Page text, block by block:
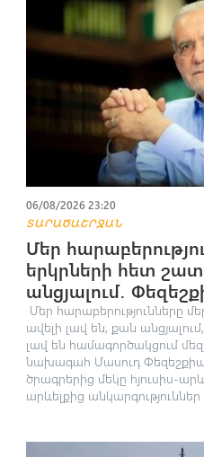
06/08/2026 23:20
ՏԱՐԱԾԱՇՐՋԱՆ
Մեր
երկրների հետ
անցյալում․
Մեր հարաբերությունները
ավելի լավ են, քան
լավ են համագործակցում
նախագահ Մասուդ
ծրագրերից մեկը հյուսիս-
արևելքից անկարգություններ